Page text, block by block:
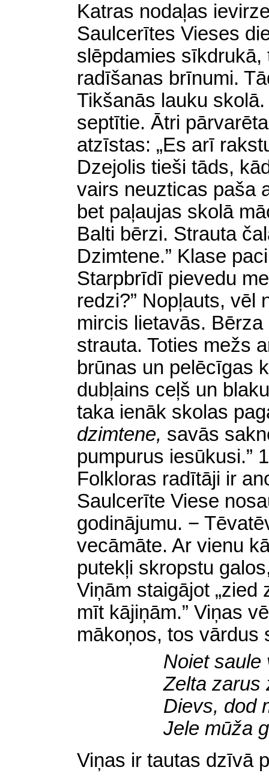
Katras nodaļas
Saulcerītes Vieses
slēpdamies
radīšanas brīnumi.
Tikšanās lauku
septītie. Ātri
atzīstas: „Es arī
Dzejolis tieši tāds,
vairs neuzticas paša
bet paļaujas skolā
Balti bērzi. Strauta
Dzimtene.” Klase
Starpbrīdī pievedu
redzi?” Nopļauts, vēl
mircis lietavās.
strauta. Toties mežs
brūnas un pelēcīgas
dubļains ceļš un
taka ienāk skolas
dzimtene, savās
pumpurus iesūkusi.”
Folkloras radītāji ir
Saulcerīte Viese
godinājumu. −
vecāmāte. Ar vienu
putekļi skropstu
Viņām staigājot „zied
mīt kājiņām.” Viņas
mākoņos, tos vārdus
Noiet saule
Zelta zarus
Dievs, dod
Jele mūža
Viņas ir tautas dzīvā